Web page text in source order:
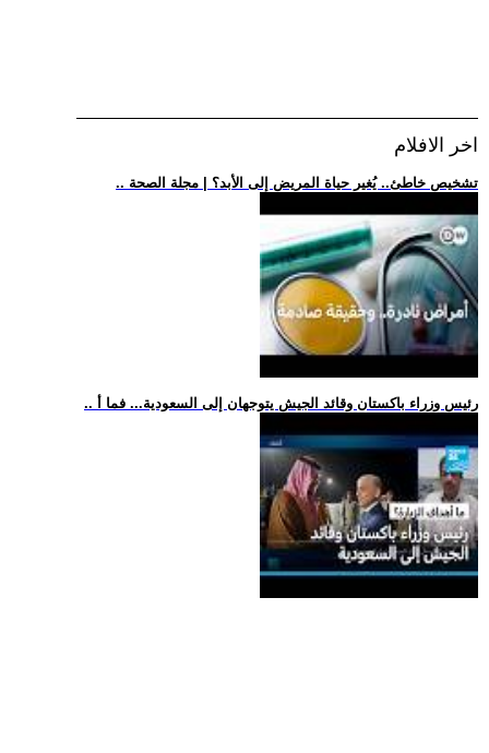
اخر الافلام
.. تشخيص خاطئ.. يُغير حياة المريض إلى الأبد؟ | مجلة الصحة
.. رئيس وزراء باكستان وقائد الجيش يتوجهان إلى السعودية... فما أ